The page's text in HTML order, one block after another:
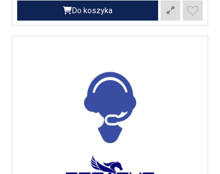
Do koszyka